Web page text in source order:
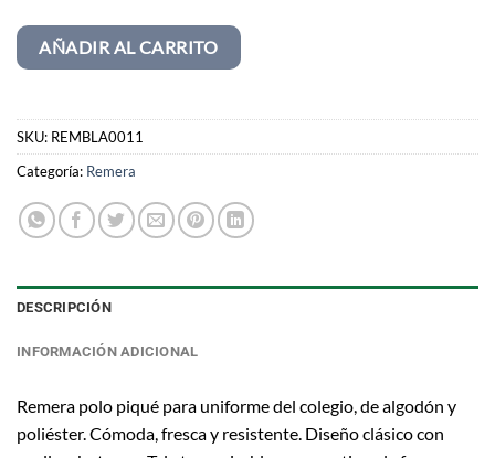
AÑADIR AL CARRITO
SKU: REMBLA0011
Categoría: Remera
DESCRIPCIÓN
INFORMACIÓN ADICIONAL
Remera polo piqué para uniforme del colegio, de algodón y
poliéster. Cómoda, fresca y resistente. Diseño clásico con